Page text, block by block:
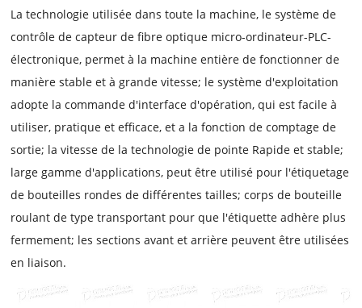
La technologie utilisée dans toute la machine, le système de
contrôle de capteur de fibre optique micro-ordinateur-PLC-
électronique, permet à la machine entière de fonctionner de
manière stable et à grande vitesse; le système d'exploitation
adopte la commande d'interface d'opération, qui est facile à
utiliser, pratique et efficace, et a la fonction de comptage de
sortie; la vitesse de la technologie de pointe Rapide et stable;
large gamme d'applications, peut être utilisé pour l'étiquetage
de bouteilles rondes de différentes tailles; corps de bouteille
roulant de type transportant pour que l'étiquette adhère plus
fermement; les sections avant et arrière peuvent être utilisées
en liaison.